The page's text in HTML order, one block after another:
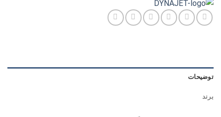
توضیحات
برند